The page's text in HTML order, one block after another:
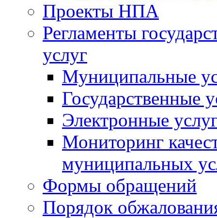
Проекты НПА
Регламенты
услуг
Муниципальные
Государственные
Электронные
Мониторинг
муниципальных
Формы обращений
Порядок